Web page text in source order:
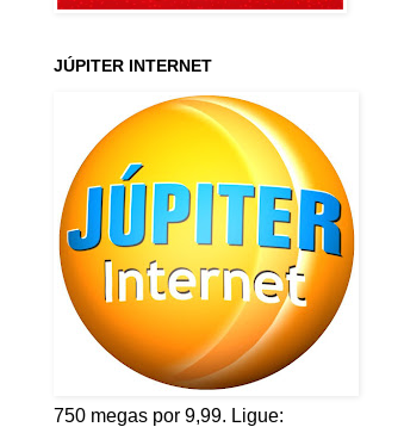
JÚPITER INTERNET
750 megas por 9,99. Ligue: